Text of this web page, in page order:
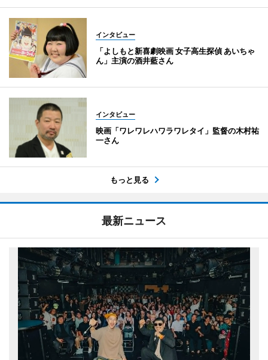
インタビュー
「よしもと新喜劇映画 女子高生探偵 あいちゃ
ん」主演の酒井藍さん
インタビュー
映画「ワレワレハワラワレタイ」監督の木村祐
一さん
もっと見る
最新ニュース